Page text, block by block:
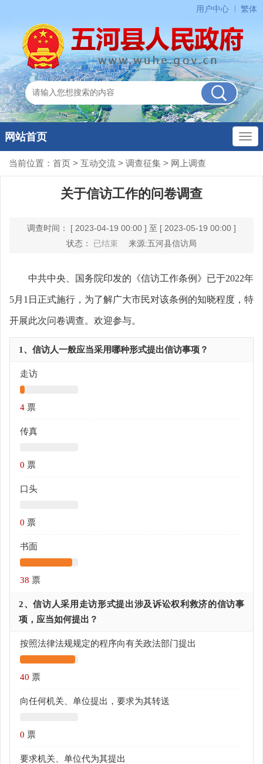
用户中心 繁体
网站首页
当前位置： 首页 > 互动交流 > 调查征集 > 网上调查
关于信访工作的问卷调查
调查时间： [ 2023-04-19 00:00 ] 至 [ 2023-05-19 00:00 ]
状态： 已结束 来源:五河县信访局
中共中央、国务院印发的《信访工作条例》已于2022年
5月1日正式施行，为了解广大市民对该条例的知晓程度，特
开展此次问卷调查。欢迎参与。
1、信访人一般应当采用哪种形式提出信访事项？
走访
4票
传真
0 票
口头
0 票
书面
38 票
2、信访人采用走访形式提出涉及诉讼权利救济的信访事
项，应当如何提出？
按照法律法规规定的程序向有关政法部门提出
40 票
向任何机关、单位提出，要求为其转送
0 票
要求机关、单位代为其提出